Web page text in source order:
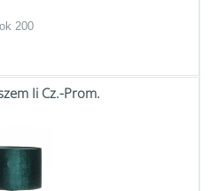
200
Ii Cz.-Prom.